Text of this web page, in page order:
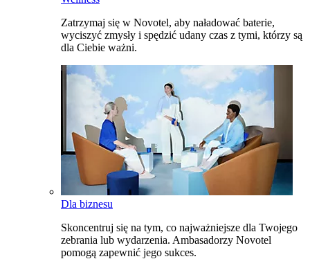
Zatrzymaj się w Novotel, aby naładować baterie,
wyciszyć zmysły i spędzić udany czas z tymi, którzy są
dla Ciebie ważni.
Dla biznesu
Skoncentruj się na tym, co najważniejsze dla Twojego
zebrania lub wydarzenia. Ambasadorzy Novotel
pomogą zapewnić jego sukces.